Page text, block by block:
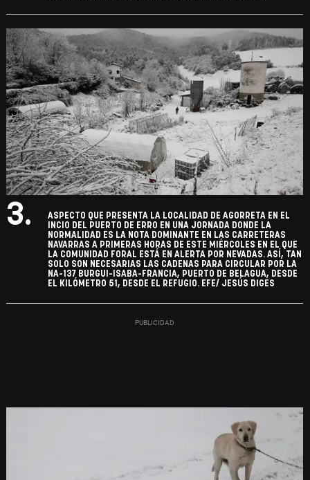
3.
ASPECTO QUE PRESENTA LA LOCALIDAD DE AGORRETA EN EL
INCIO DEL PUERTO DE ERRO EN UNA JORNADA DONDE LA
NORMALIDAD ES LA NOTA DOMINANTE EN LAS CARRETERAS
NAVARRAS A PRIMERAS HORAS DE ESTE MIÉRCOLES EN EL QUE
LA COMUNIDAD FORAL ESTÁ EN ALERTA POR NEVADAS. ASÍ, TAN
SOLO SON NECESARIAS LAS CADENAS PARA CIRCULAR POR LA
NA-137 BURGUI-ISABA-FRANCIA, PUERTO DE BELAGUA, DESDE
EL KILÓMETRO 51, DESDE EL REFUGIO. EFE/ JESÚS DIGES